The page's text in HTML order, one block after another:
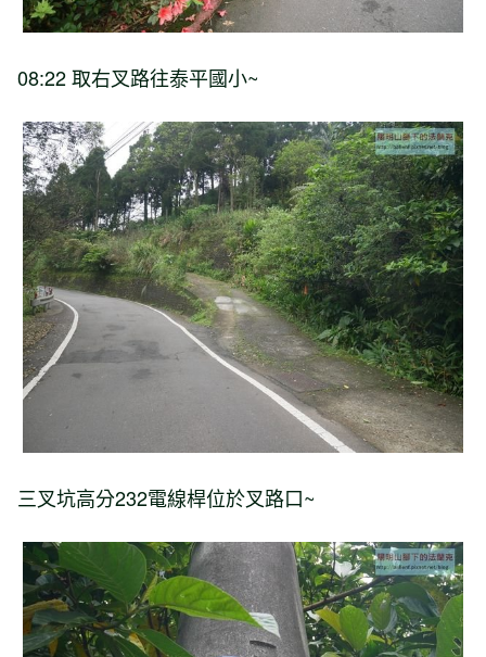
08:22 取右叉路往泰平國小~
三叉坑高分232電線桿位於叉路口~